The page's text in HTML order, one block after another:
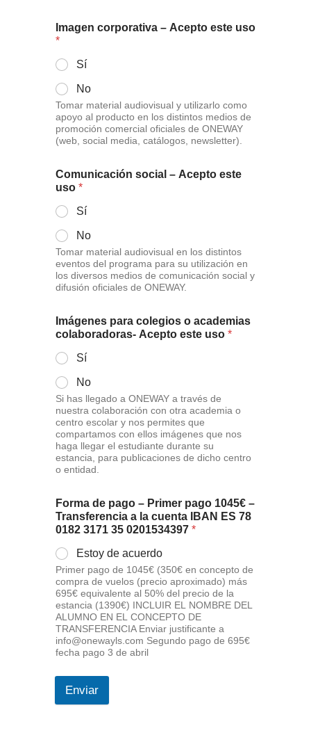
Imagen corporativa – Acepto este uso
*
Sí
No
Tomar material audiovisual y utilizarlo como
apoyo al producto en los distintos medios de
promoción comercial oficiales de ONEWAY
(web, social media, catálogos, newsletter).
Comunicación social – Acepto este
uso *
Sí
No
Tomar material audiovisual en los distintos
eventos del programa para su utilización en
los diversos medios de comunicación social y
difusión oficiales de ONEWAY.
Imágenes para colegios o academias
colaboradoras- Acepto este uso *
Sí
No
Si has llegado a ONEWAY a través de
nuestra colaboración con otra academia o
centro escolar y nos permites que
compartamos con ellos imágenes que nos
haga llegar el estudiante durante su
estancia, para publicaciones de dicho centro
o entidad.
Forma de pago – Primer pago 1045€ –
Transferencia a la cuenta IBAN ES 78
0182 3171 35 0201534397 *
Estoy de acuerdo
Primer pago de 1045€ (350€ en concepto de
compra de vuelos (precio aproximado) más
695€ equivalente al 50% del precio de la
estancia (1390€) INCLUIR EL NOMBRE DEL
ALUMNO EN EL CONCEPTO DE
TRANSFERENCIA Enviar justificante a
info@onewayls.com Segundo pago de 695€
fecha pago 3 de abril
Enviar